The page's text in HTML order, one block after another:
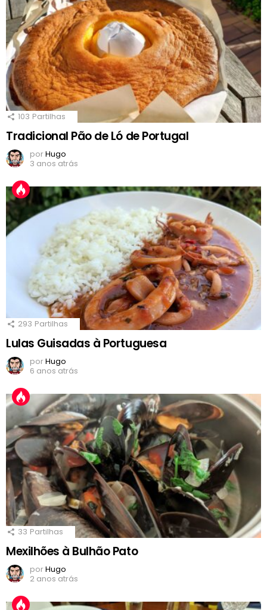
103 Partilhas
Tradicional Pão de Ló de Portugal
porHugo
3 anos atrás
293 Partilhas
Lulas Guisadas à Portuguesa
porHugo
6 anos atrás
33 Partilhas
Mexilhões à Bulhão Pato
porHugo
2 anos atrás